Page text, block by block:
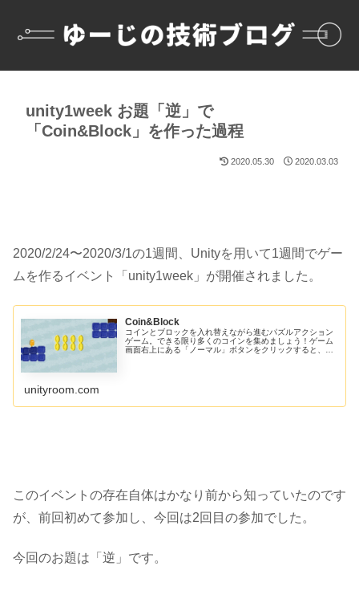
unity1week お題「逆」で
「Coin&Block」を作った過程
2020.05.30 2020.03.03
2020/2/24〜2020/3/1の1週間、Unityを用いて1週間でゲー
ムを作るイベント
「unity1week」 が開催されました。
Coin&Block
コインとブロックを入れ替えながら進むパズルアクション
ゲーム。できる限り多くのコインを集めましょう！ゲーム
画面右上にある「ノーマル」ボタンをクリックすると、表
unityroom.com
このイベントの存在自体はかなり前から知っていたのです
が、前回初めて参加し、今回は2回目の参加でした。
今回のお題は 「逆」 です。